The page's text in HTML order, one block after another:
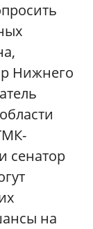
Нижнего
сенатор
на